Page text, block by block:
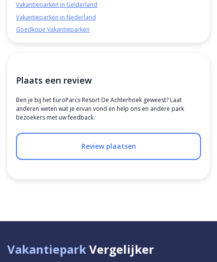
Vakantieparken in Gelderland
Vakantieparken in Nederland
Goedkope Vakantieparken
Plaats een review
Ben je bij het EuroParcs Resort De Achterhoek geweest? Laat
anderen weten wat je ervan vond en help ons en andere park
bezoekers met uw feedback.
Review plaatsen
VakantieparkVergelijker